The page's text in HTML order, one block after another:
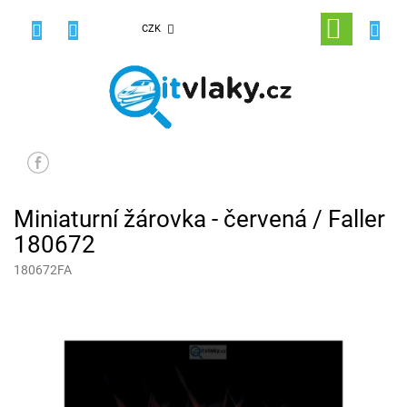
CZK
NÁKUPNÍ
KOŠÍK
Miniaturní žárovka - červená / Faller
180672
180672FA